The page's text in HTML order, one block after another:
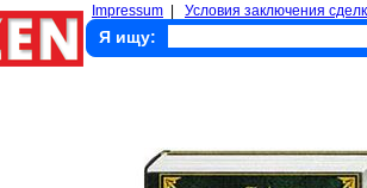
Impressum Условия заключения
Я ищу: